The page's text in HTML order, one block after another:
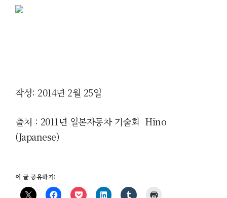
작성: 2014년 2월 25일
출처 : 2011년 일본자동차 기술회 Hino
(Japanese)
이 글 공유하기: